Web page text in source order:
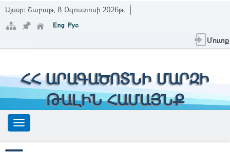
Այսօր: Շաբաթ, 8 Օգոստոսի 2026թ.
Մուտք
ՀՀ ԱՐԱԳԱԾՈՏՆԻ ՄԱՐԶԻ
ԹԱԼԻՆ ՀԱՄԱՅՆՔ